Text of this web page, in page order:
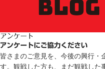
アンケート
アンケートにご協力ください
皆さまのご意見を、今後の興行・
す。観戦した方も、まだ観戦した